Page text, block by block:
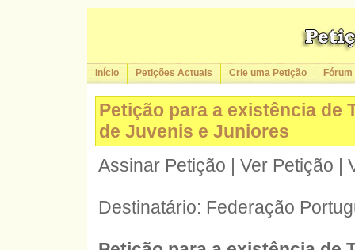
Início Petições Actuais Crie uma Petição Fórum
Petição para a existência de
de Juvenis e Juniores
Assinar Petição | Ver Petição |
Destinatário: Federação